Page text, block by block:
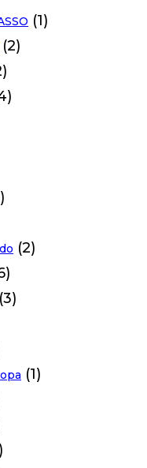
(1)
(2)
(2)
(3)
(1)